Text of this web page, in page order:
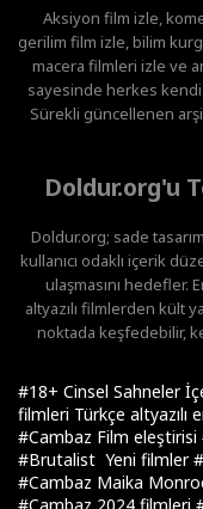
Aksiyon film izle,
gerilim film izle, bilim
macera filmleri izle ve
sayesinde herkes
Sürekli güncellenen
Doldur.org'u
Doldur.org; sade
kullanıcı odaklı içerik
ulaşmasını
altyazılı filmlerden kült
noktada keşfedebilir,
#18+ Cinsel Sahneler
filmleri Türkçe altyazılı
#Cambaz Film eleştirisi
#Brutalist Yeni filmler
#Cambaz Maika